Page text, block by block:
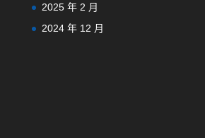
2025 年 2 月
2024 年 12 月